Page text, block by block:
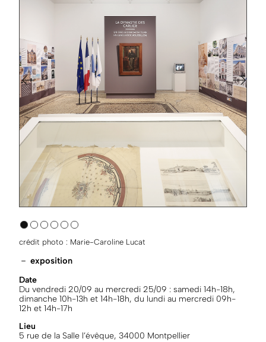
crédit photo : Marie-Caroline Lucat
－ exposition
Date
Du vendredi 20/09 au mercredi 25/09 : samedi 14h-18h,
dimanche 10h-13h et 14h-18h, du lundi au mercredi 09h-
12h et 14h-17h
Lieu
5 rue de la Salle l’évêque, 34000 Montpellier